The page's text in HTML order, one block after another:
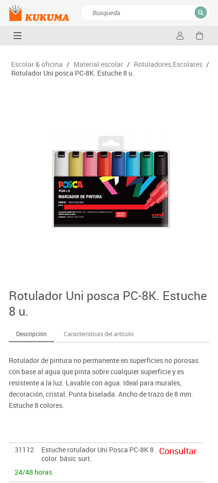
CERRAR
Escolar & oficina / Material escolar / Rotuladores Escolares /
Rotulador Uni posca PC-8K. Estuche 8 u.
Rotulador Uni posca PC-8K. Estuche
8 u.
Descripción Características del artículo
Rotulador de pintura no permanente en superficies no porosas
con base al agua que pinta sobre cualquier superficie y es
resistente a la luz. Lavable con agua. Ideal para murales,
decoración, cristal. Punta biselada. Ancho de trazo de 8 mm.
Estuche 8 colores.
31112
Estuche rotulador Uni Posca PC-8K 8
color. básic surt.
24/48 horas
Consultar